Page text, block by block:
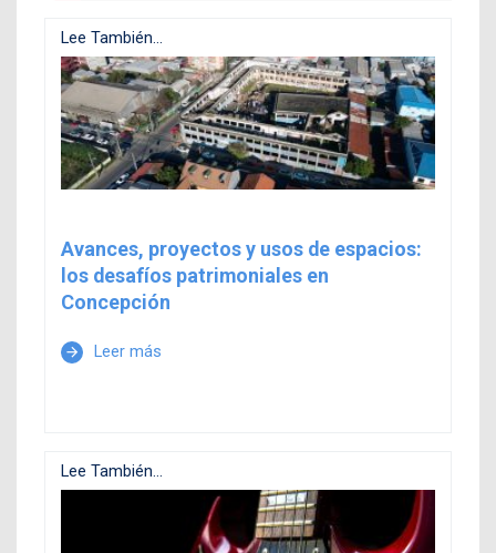
Lee También...
Avances, proyectos y usos de espacios:
los desafíos patrimoniales en
Concepción
arrow_forward Leer más
Lee También...